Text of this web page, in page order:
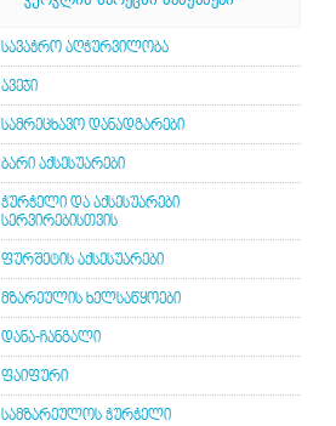
ᲡᲐᲕᲐᲭᲠᲝ ᲐᲦᲭᲣᲠᲕᲘᲚᲝᲑᲐ
ᲐᲕᲔᲯᲘ
ᲡᲐᲛᲠᲔᲪᲮᲐᲕᲝ ᲓᲐᲜᲐᲓᲒᲐᲠᲔᲑᲘ
ᲑᲐᲠᲘ ᲐᲥᲡᲔᲡᲣᲐᲠᲔᲑᲘ
ᲭᲣᲠᲭᲔᲚᲘ ᲓᲐ ᲐᲥᲡᲔᲡᲣᲐᲠᲔᲑᲘ
ᲡᲔᲠᲕᲘᲠᲔᲑᲘᲡᲗᲕᲘᲡ
ᲤᲣᲠᲨᲔᲢᲘᲡ ᲐᲥᲡᲔᲡᲣᲐᲠᲔᲑᲘ
ᲛᲖᲐᲠᲔᲣᲚᲘᲡ ᲮᲔᲚᲡᲐᲬᲧᲝᲔᲑᲘ
ᲓᲐᲜᲐ-ᲩᲐᲜᲒᲐᲚᲘ
ᲤᲐᲘᲤᲣᲠᲘ
ᲡᲐᲛᲖᲐᲠᲔᲣᲚᲝᲡ ᲭᲣᲠᲭᲔᲚᲘ